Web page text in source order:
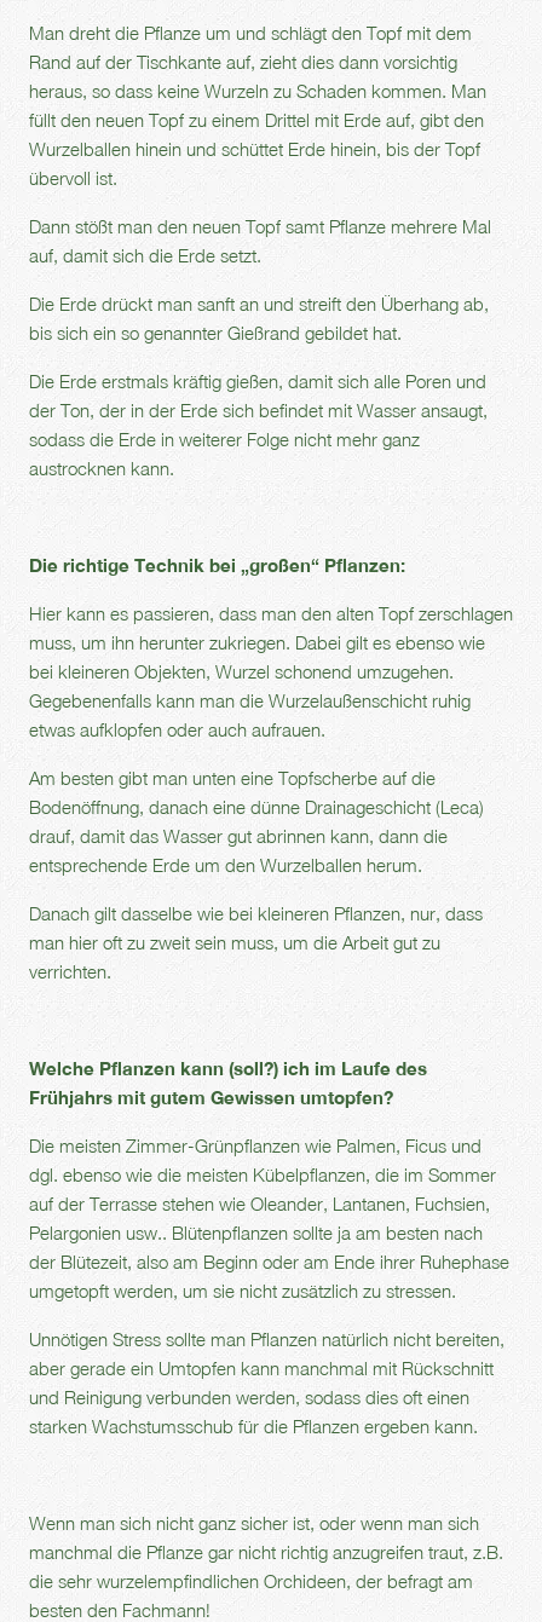
Man dreht die Pflanze um und schlägt den Topf mit dem
Rand auf der Tischkante auf, zieht dies dann vorsichtig
heraus, so dass keine Wurzeln zu Schaden kommen. Man
füllt den neuen Topf zu einem Drittel mit Erde auf, gibt den
Wurzelballen hinein und schüttet Erde hinein, bis der Topf
übervoll ist.
Dann stößt man den neuen Topf samt Pflanze mehrere Mal
auf, damit sich die Erde setzt.
Die Erde drückt man sanft an und streift den Überhang ab,
bis sich ein so genannter Gießrand gebildet hat.
Die Erde erstmals kräftig gießen, damit sich alle Poren und
der Ton, der in der Erde sich befindet mit Wasser ansaugt,
sodass die Erde in weiterer Folge nicht mehr ganz
austrocknen kann.
Die richtige Technik bei „großen“ Pflanzen:
Hier kann es passieren, dass man den alten Topf zerschlagen
muss, um ihn herunter zukriegen. Dabei gilt es ebenso wie
bei kleineren Objekten, Wurzel schonend umzugehen.
Gegebenenfalls kann man die Wurzelaußenschicht ruhig
etwas aufklopfen oder auch aufrauen.
Am besten gibt man unten eine Topfscherbe auf die
Bodenöffnung, danach eine dünne Drainageschicht (Leca)
drauf, damit das Wasser gut abrinnen kann, dann die
entsprechende Erde um den Wurzelballen herum.
Danach gilt dasselbe wie bei kleineren Pflanzen, nur, dass
man hier oft zu zweit sein muss, um die Arbeit gut zu
verrichten.
Welche Pflanzen kann (soll?) ich im Laufe des
Frühjahrs mit gutem Gewissen umtopfen?
Die meisten Zimmer-Grünpflanzen wie Palmen, Ficus und
dgl. ebenso wie die meisten Kübelpflanzen, die im Sommer
auf der Terrasse stehen wie Oleander, Lantanen, Fuchsien,
Pelargonien usw.. Blütenpflanzen sollte ja am besten nach
der Blütezeit, also am Beginn oder am Ende ihrer Ruhephase
umgetopft werden, um sie nicht zusätzlich zu stressen.
Unnötigen Stress sollte man Pflanzen natürlich nicht bereiten,
aber gerade ein Umtopfen kann manchmal mit Rückschnitt
und Reinigung verbunden werden, sodass dies oft einen
starken Wachstumsschub für die Pflanzen ergeben kann.
Wenn man sich nicht ganz sicher ist, oder wenn man sich
manchmal die Pflanze gar nicht richtig anzugreifen traut, z.B.
die sehr wurzelempfindlichen Orchideen, der befragt am
besten den Fachmann!